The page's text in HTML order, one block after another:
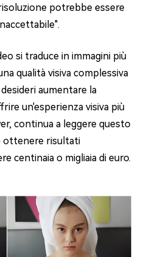
potrebbe essere
si traduce in immagini più
qualità visiva complessiva
aumentare la
un'esperienza visiva più
continua a leggere questo
ottenere risultati
centinaia o migliaia di euro.